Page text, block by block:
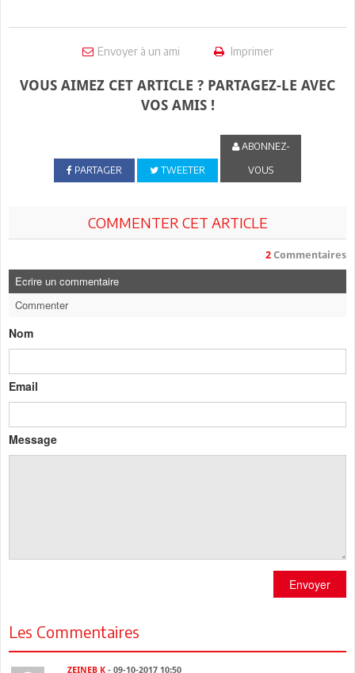
Envoyer à un ami Imprimer
VOUS AIMEZ CET ARTICLE ? PARTAGEZ-LE AVEC
VOS AMIS !
PARTAGER TWEETER
ABONNEZ-
VOUS
COMMENTER CET ARTICLE
2 Commentaires
Ecrire un commentaire
Commenter
Nom
Email
Message
Envoyer
Les Commentaires
ZEINEB K - 09-10-2017 10:50